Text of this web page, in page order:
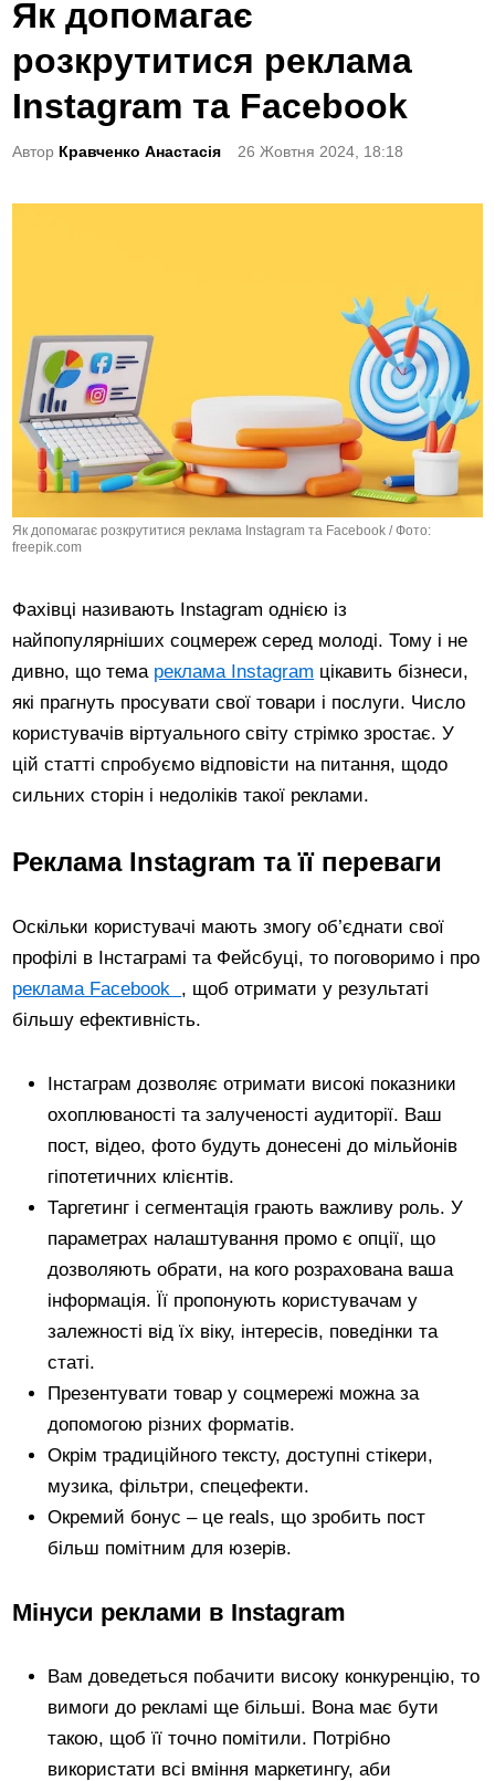
s
e
d
i
Як допомагає
розкрутитися реклама
Instagram та Facebook
Автор Кравченко Анастасія 26 Жовтня 2024, 18:18
Як допомагає розкрутитися реклама Instagram та Facebook / Фото:
freepik.com
Фахівці називають Instagram однією із
найпопулярніших соцмереж серед молоді. Тому і не
дивно, що тема реклама Instagram цікавить бізнеси,
які прагнуть просувати свої товари і послуги. Число
користувачів віртуального світу стрімко зростає. У
цій статті спробуємо відповісти на питання, щодо
сильних сторін і недоліків такої реклами.
Реклама Instagram та її переваги
Оскільки користувачі мають змогу об’єднати свої
профілі в Інстаграмі та Фейсбуці, то поговоримо і про
реклама Facebook , щоб отримати у результаті
більшу ефективність.
Інстаграм дозволяє отримати високі показники
охоплюваності та залученості аудиторії. Ваш
пост, відео, фото будуть донесені до мільйонів
гіпотетичних клієнтів.
Таргетинг і сегментація грають важливу роль. У
параметрах налаштування промо є опції, що
дозволяють обрати, на кого розрахована ваша
інформація. Її пропонують користувачам у
залежності від їх віку, інтересів, поведінки та
статі.
Презентувати товар у соцмережі можна за
допомогою різних форматів.
Окрім традиційного тексту, доступні стікери,
музика, фільтри, спецефекти.
Окремий бонус – це reals, що зробить пост
більш помітним для юзерів.
Мінуси реклами в Instagram
Вам доведеться побачити високу конкуренцію, то
вимоги до рекламі ще більші. Вона має бути
такою, щоб її точно помітили. Потрібно
використати всі вміння маркетингу, аби